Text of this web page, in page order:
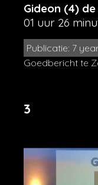
Gideon (4)
01 uur 26
Publicatie: 7
3